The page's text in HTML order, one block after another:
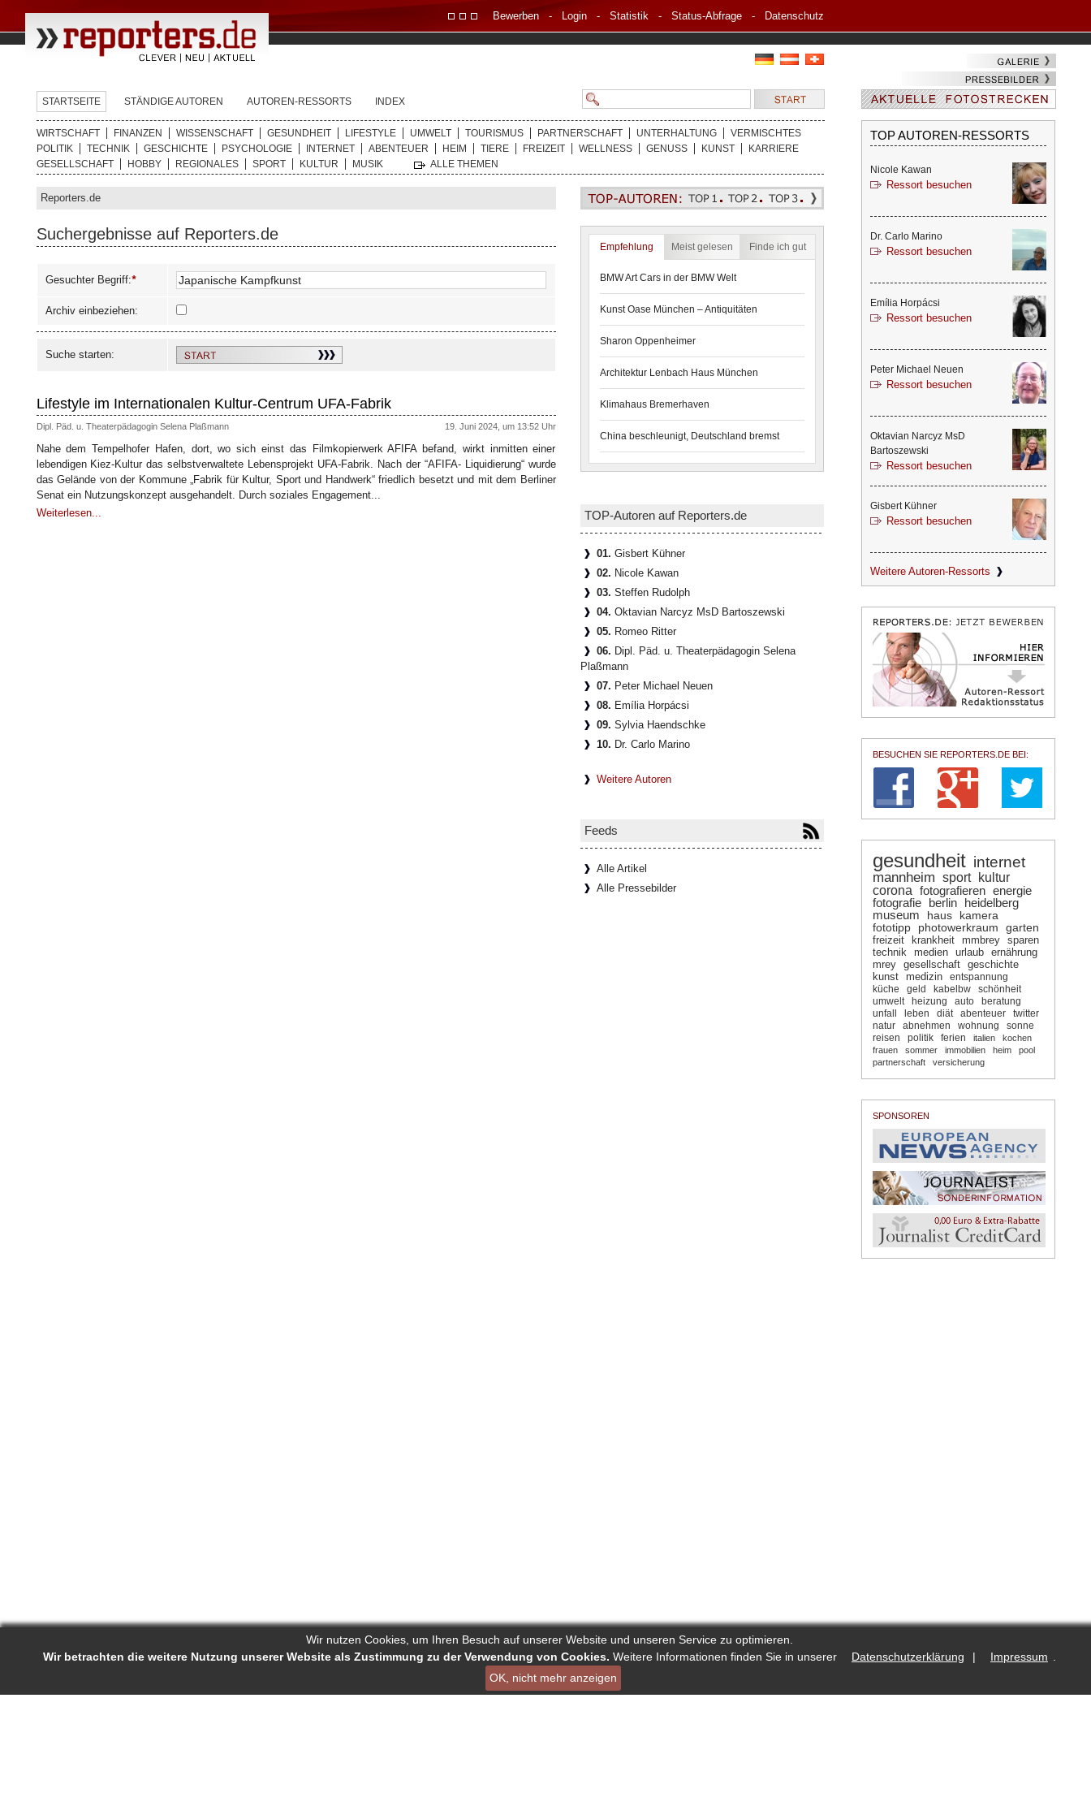
Wir nutzen Cookies, um Ihren Besuch auf unserer Website und unseren Service zu optimieren.
Wir betrachten die weitere Nutzung unserer Website als Zustimmung zu der Verwendung von Cookies. Weitere Informationen finden Sie in unserer Datenschutzerklärung | Impressum
OK, nicht mehr anzeigen
Bewerben- Login- Statistik- Status-Abfrage- Datenschutz
STARTSEITE STÄNDIGE AUTOREN AUTOREN-RESSORTS INDEX
WIRTSCHAFT FINANZEN WISSENSCHAFT GESUNDHEIT LIFESTYLE UMWELT TOURISMUS PARTNERSCHAFT UNTERHALTUNG
VERMISCHTES
POLITIK
TECHNIK GESCHICHTE PSYCHOLOGIE INTERNET ABENTEUER HEIM TIERE FREIZEIT WELLNESS GENUSS KUNST
KARRIERE
GESELLSCHAFT
HOBBY REGIONALES SPORT KULTUR MUSIK ALLE THEMEN
Reporters.de
Suchergebnisse auf Reporters.de
Gesuchter Begriff:*
Archiv einbeziehen:
Suche starten:
Lifestyle im Internationalen Kultur-Centrum UFA-Fabrik
Dipl. Päd. u. Theaterpädagogin Selena Plaßmann 19. Juni 2024, um 13:52 Uhr
Nahe dem Tempelhofer Hafen, dort, wo sich einst das Filmkopierwerk AFIFA befand, wirkt inmitten einer
lebendigen Kiez-Kultur das selbstverwaltete Lebensprojekt UFA-Fabrik. Nach der “AFIFA- Liquidierung“ wurde
das Gelände von der Kommune „Fabrik für Kultur, Sport und Handwerk“ friedlich besetzt und mit dem Berliner
Senat ein Nutzungskonzept ausgehandelt. Durch soziales Engagement...
Weiterlesen...
Empfehlung Meist gelesen Finde ich gut
BMW Art Cars in der BMW Welt
Kunst Oase München – Antiquitäten
Sharon Oppenheimer
Architektur Lenbach Haus München
Klimahaus Bremerhaven
China beschleunigt, Deutschland bremst
TOP-Autoren auf Reporters.de
01. Gisbert Kühner
02. Nicole Kawan
03. Steffen Rudolph
04. Oktavian Narcyz MsD Bartoszewski
05. Romeo Ritter
06. Dipl. Päd. u. Theaterpädagogin Selena
Plaßmann
07. Peter Michael Neuen
08. Emília Horpácsi
09. Sylvia Haendschke
10. Dr. Carlo Marino
Weitere Autoren
Feeds
Alle Artikel
Alle Pressebilder
TOP AUTOREN-RESSORTS
Nicole Kawan
Ressort besuchen
Dr. Carlo Marino
Ressort besuchen
Emília Horpácsi
Ressort besuchen
Peter Michael Neuen
Ressort besuchen
Oktavian Narcyz MsD
Bartoszewski
Ressort besuchen
Gisbert Kühner
Ressort besuchen
Weitere Autoren-Ressorts
BESUCHEN SIE REPORTERS.DE BEI:
gesundheit internet
mannheim sport
kultur
corona fotografieren energie
fotografie
berlin
heidelberg
museum
haus kamera
fototipp photowerkraum
garten
freizeit
krankheit mmbrey
sparen
technik
medien urlaub
ernährung
mrey
gesellschaft
geschichte
kunst
medizin
entspannung
küche
geld kabelbw
schönheit
umwelt
heizung auto
beratung
unfall
leben diät abenteuer
twitter
natur
abnehmen wohnung
sonne
reisen
politik ferien italien
kochen
frauen
sommer immobilien heim
pool
partnerschaft
versicherung
SPONSOREN